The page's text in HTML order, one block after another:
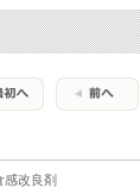
感改良剤